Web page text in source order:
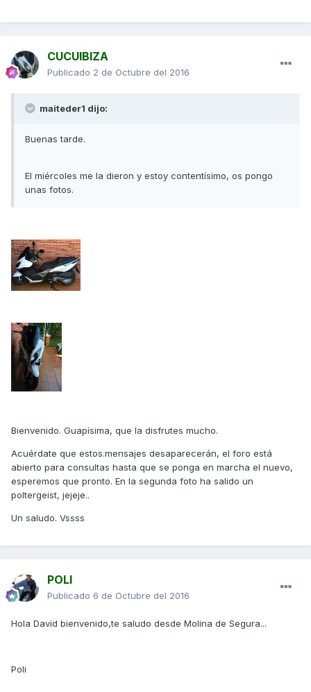
CUCUIBIZA
Publicado 2 de Octubre del 2016
maiteder1 dijo:
Buenas tarde.
El miércoles me la dieron y estoy contentísimo, os pongo
unas fotos.
Bienvenido. Guapísima, que la disfrutes mucho.
Acuérdate que estos.mensajes desaparecerán, el foro está
abierto para consultas hasta que se ponga en marcha el nuevo,
esperemos que pronto. En la segunda foto ha salido un
poltergeist, jejeje..
Un saludo. Vssss
POLI
Publicado 6 de Octubre del 2016
Hola David bienvenido,te saludo desde Molina de Segura...
Poli